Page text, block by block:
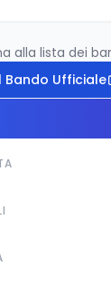
alla lista dei
Bando Ufficiale